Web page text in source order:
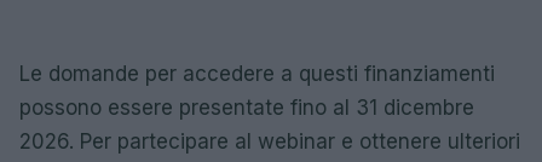
Le domande per accedere a questi finanziamenti
possono essere presentate fino al 31 dicembre
2026. Per partecipare al webinar e ottenere ulteriori